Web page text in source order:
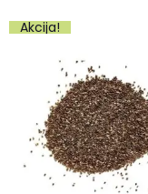
Akcija!